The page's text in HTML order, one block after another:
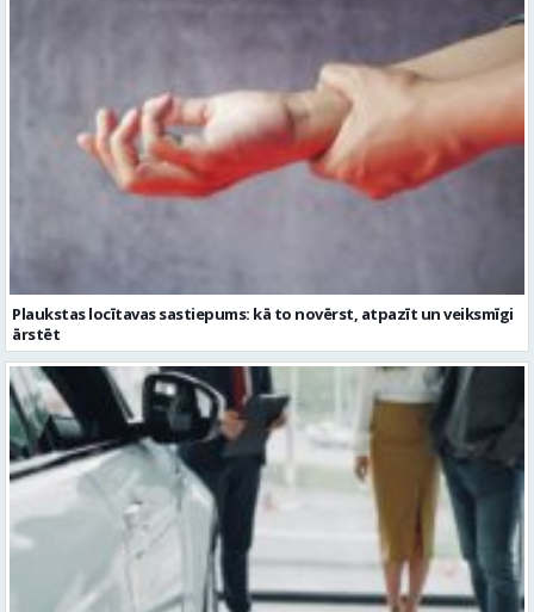
Plaukstas locītavas sastiepums: kā to novērst, atpazīt un veiksmīgi
ārstēt